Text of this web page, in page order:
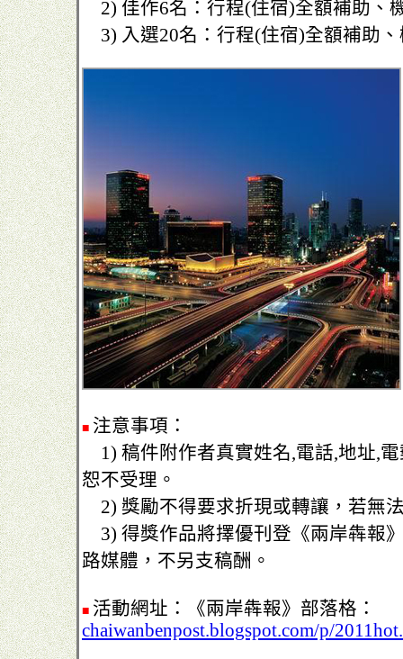
2) 佳作6名：行程(住宿)全額補助、
3) 入選20名：行程(住宿)全額補助
■ 注意事項：
1) 稿件附作者真實姓名,電話,地址,
恕不受理。
2) 獎勵不得要求折現或轉讓，若無
3) 得獎作品將擇優刊登《兩岸犇報
路媒體，不另支稿酬。
■ 活動網址：《兩岸犇報》部落格：
chaiwanbenpost.blogspot.com/p/